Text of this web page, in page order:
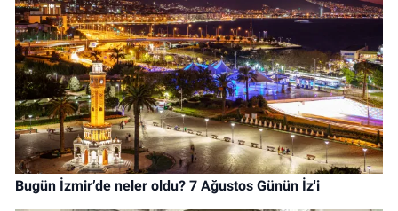
Bugün İzmir’de neler oldu? 7 Ağustos Günün İz'i